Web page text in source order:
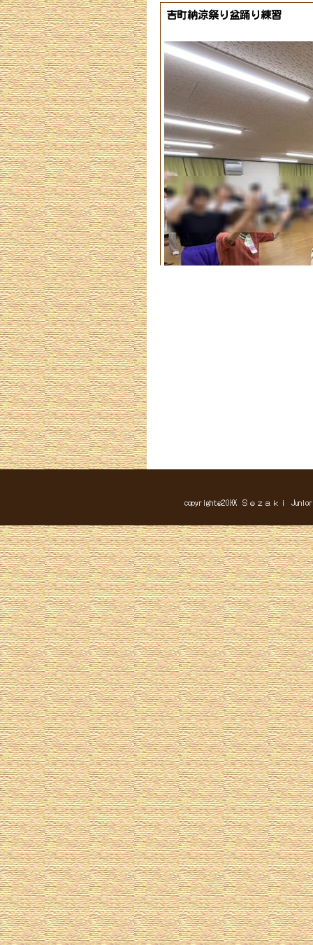
第５１回 入学式
第３回 定期演奏会
R８年 ３月号 [ pdf 706 KB ]
吉町納涼祭り盆踊り練習
７/18（土）吉町納涼祭りの盆踊
交流することができました。７/
草加市青少年育成推進委員会
copyright©20XX Ｓｅｚａｋｉ